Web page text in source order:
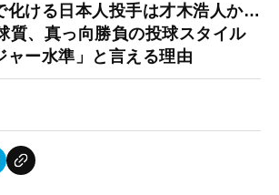
化ける日本人投手は才木浩人か…
質、真っ向勝負の投球スタイル
ャー水準」と言える理由